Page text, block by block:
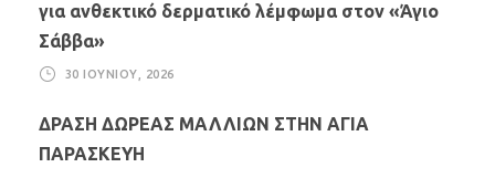
για ανθεκτικό δερματικό λέμφωμα στον «Άγιο
Σάββα»
30 ΙΟΥΝΊΟΥ, 2026
ΔΡΑΣΗ ΔΩΡΕΑΣ ΜΑΛΛΙΩΝ ΣΤΗΝ ΑΓΙΑ
ΠΑΡΑΣΚΕΥΗ